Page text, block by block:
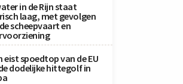
in de Rijn staat
laag, met gevolgen
scheepvaart en
eist spoedtop van de EU
dodelijke hittegolf in